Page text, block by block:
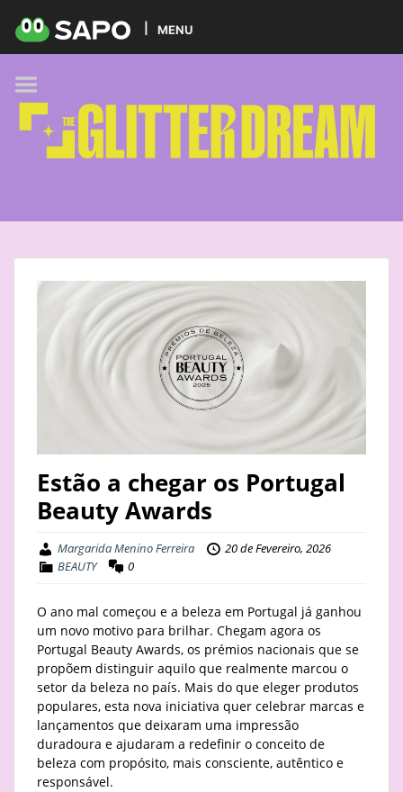
MENU
Estão a chegar os Portugal
Beauty Awards
Margarida Menino Ferreira
20 de Fevereiro, 2026
BEAUTY
0
O ano mal começou e a beleza em Portugal já ganhou
um novo motivo para brilhar. Chegam agora os
Portugal Beauty Awards, os prémios nacionais que se
propõem distinguir aquilo que realmente marcou o
setor da beleza no país. Mais do que eleger produtos
populares, esta nova iniciativa quer celebrar marcas e
lançamentos que deixaram uma impressão
duradoura e ajudaram a redefinir o conceito de
beleza com propósito, mais consciente, autêntico e
responsável.
HOME
PODCAST
GLITTER BRANDS
KIDS
TREND
BUSINESS
ABOUT